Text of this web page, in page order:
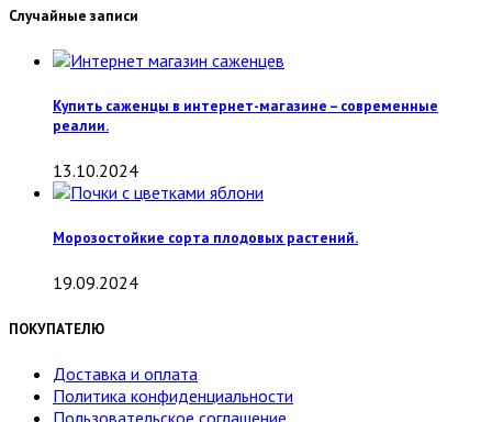
Случайные записи
Купить саженцы в интернет-магазине – современные
реалии.
13.10.2024
Морозостойкие сорта плодовых растений.
19.09.2024
ПОКУПАТЕЛЮ
Доставка и оплата
Политика конфиденциальности
Пользовательское соглашение